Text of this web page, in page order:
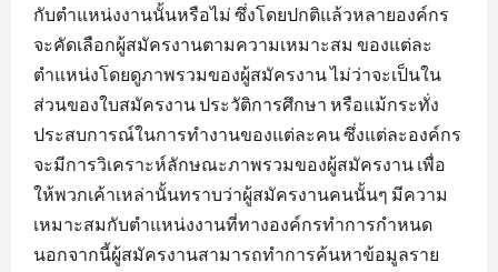
กับตำแหน่งงานนั้นหรือไม่ ซึ่งโดยปกติแล้วหลายองค์กร
จะคัดเลือกผู้สมัครงานตามความเหมาะสม ของแต่ละ
ตำแหน่งโดยดูภาพรวมของผู้สมัครงาน ไม่ว่าจะเป็นใน
ส่วนของใบสมัครงาน ประวัติการศึกษา หรือแม้กระทั่ง
ประสบการณ์ในการทำงานของแต่ละคน ซึ่งแต่ละองค์กร
จะมีการวิเคราะห์ลักษณะภาพรวมของผู้สมัครงาน เพื่อ
ให้พวกเค้าเหล่านั้นทราบว่าผู้สมัครงานคนนั้นๆ มีความ
เหมาะสมกับตำแหน่งงานที่ทางองค์กรทำการกำหนด
นอกจากนี้ผู้สมัครงานสามารถทำการค้นหาข้อมูลราย